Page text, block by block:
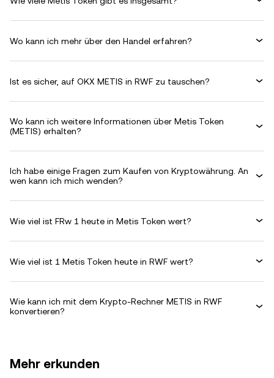
Wo kann ich mehr über den Handel erfahren?
Ist es sicher, auf OKX METIS in RWF zu tauschen?
Wo kann ich weitere Informationen über Metis Token
(METIS) erhalten?
Ich habe einige Fragen zum Kaufen von Kryptowährung. An
wen kann ich mich wenden?
Wie viel ist FRw 1 heute in Metis Token wert?
Wie viel ist 1 Metis Token heute in RWF wert?
Wie kann ich mit dem Krypto-Rechner METIS in RWF
konvertieren?
Mehr erkunden